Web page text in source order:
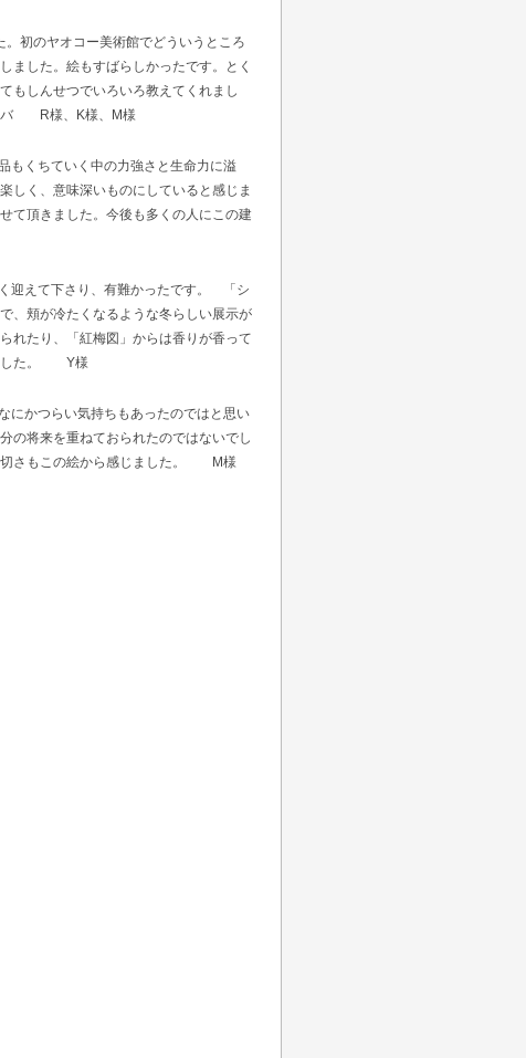
初のヤオコー美術館でどういうところ
ました。絵もすばらしかったです。とく
もしんせつでいろいろ教えてくれまし
バ R様、K様、M様
くちていく中の力強さと生命力に溢
しく、意味深いものにしていると感じま
て頂きました。今後も多くの人にこの建
迎えて下さり、有難かったです。 「シ
、頬が冷たくなるような冬らしい展示が
れたり、「紅梅図」からは香りが香って
ました。 Y様
かつらい気持ちもあったのではと思い
の将来を重ねておられたのではないでし
切さもこの絵から感じました。 M様